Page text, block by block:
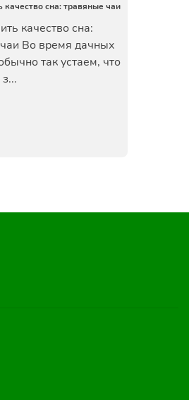
качество сна: травяные чаи
качество сна:
Во время дачных
так устаем, что